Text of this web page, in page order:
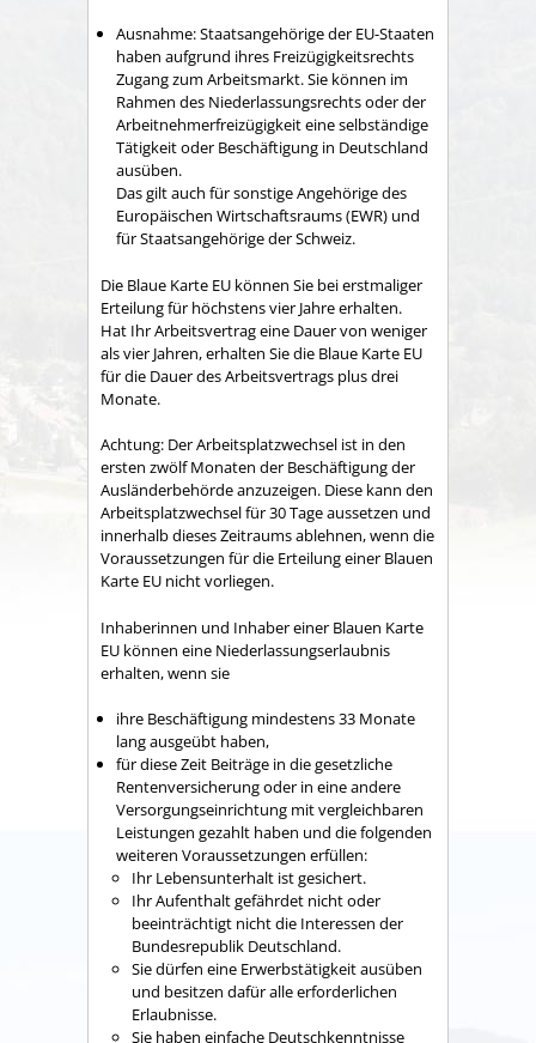
Ausnahme:Staatsangehörige der EU-Staaten
haben aufgrund ihres Freizügigkeitsrechts
Zugang zum Arbeitsmarkt. Sie können im
Rahmen des Niederlassungsrechts oder der
Arbeitnehmerfreizügigkeit eine selbständige
Tätigkeit oder Beschäftigung in Deutschland
ausüben.
Das gilt auch für sonstige Angehörige des
Europäischen Wirtschaftsraums (EWR) und
für Staatsangehörige der Schweiz.
Die Blaue Karte EU können Sie bei erstmaliger
Erteilung für höchstens vier Jahre erhalten.
Hat Ihr Arbeitsvertrag eine Dauer von weniger
als vier Jahren, erhalten Sie die Blaue Karte EU
für die Dauer des Arbeitsvertrags plus drei
Monate.
Achtung: Der Arbeitsplatzwechsel ist in den
ersten zwölf Monaten der Beschäftigung der
Ausländerbehörde anzuzeigen. Diese kann den
Arbeitsplatzwechsel für 30 Tage aussetzen und
innerhalb dieses Zeitraums ablehnen, wenn die
Voraussetzungen für die Erteilung einer Blauen
Karte EU nicht vorliegen.
Inhaberinnen und Inhaber einer Blauen Karte
EU können eine Niederlassungserlaubnis
erhalten, wenn sie
ihre Beschäftigung mindestens 33 Monate
lang ausgeübt haben,
für diese Zeit Beiträge in die gesetzliche
Rentenversicherung oder in eine andere
Versorgungseinrichtung mit vergleichbaren
Leistungen gezahlt haben und die folgenden
weiteren Voraussetzungen erfüllen:
Ihr Lebensunterhalt ist gesichert.
Ihr Aufenthalt gefährdet nicht oder
beeinträchtigt nicht die Interessen der
Bundesrepublik Deutschland.
Sie dürfen eine Erwerbstätigkeit ausüben
und besitzen dafür alle erforderlichen
Erlaubnisse.
Sie haben einfache Deutschkenntnisse